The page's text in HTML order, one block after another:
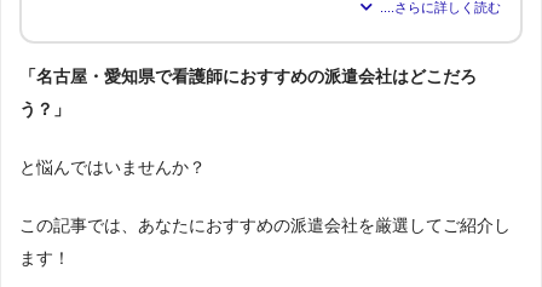
式会社アドバンスフロー」の代表取締役。
のべ約2,000名もの転職支援を行い、求職者が希望する仕事を得られる
よう尽力。人材業界16年の経験から「派遣はしっかりとした情報が得
の人が情報を得られるよう、記事の監修も行う。
「名古屋・愛知県で看護師におすすめの派遣会社はどこだろ
う？」
と悩んではいませんか？
この記事では、あなたにおすすめの派遣会社を厳選してご紹介し
ます！